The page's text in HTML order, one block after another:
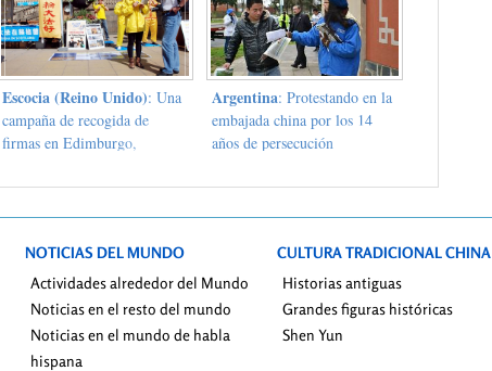
Escocia (Reino Unido): Una
campaña de recogida de
firmas en Edimburgo,
sustracción de órganos a
Argentina: Protestando en la
embajada china por los 14
años de persecución
NOTICIAS DEL MUNDO
Actividades alrededor del Mundo
Noticias en el resto del mundo
Noticias en el mundo de habla
hispana
CULTURA TRADICIONAL CHINA
Historias antiguas
Grandes figuras históricas
Shen Yun